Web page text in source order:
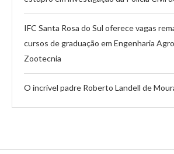
IFC Santa Rosa do Sul oferece vagas
cursos de graduação em Engenharia
Zootecnia
O incrível padre Roberto Landell de